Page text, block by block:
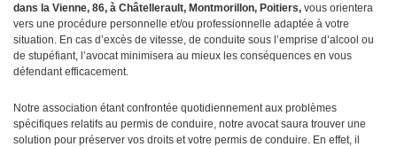
dans la Vienne, 86, à Châtellerault, Montmorillon, Poitiers, vous orientera
vers une procédure personnelle et/ou professionnelle adaptée à votre
situation. En cas d’excès de vitesse, de conduite sous l’emprise d’alcool ou
de stupéfiant, l’avocat minimisera au mieux les conséquences en vous
défendant efficacement.
Notre association étant confrontée quotidiennement aux problèmes
spécifiques relatifs au permis de conduire, notre avocat saura trouver une
solution pour préserver vos droits et votre permis de conduire. En effet, il